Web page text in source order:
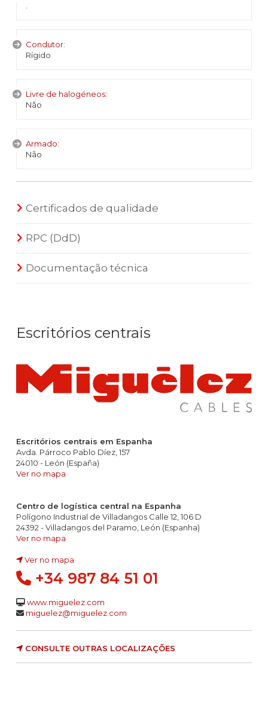
Condutor:
Rígido
Livre de halogéneos:
Não
Armado:
Não
Certificados de qualidade
RPC (DdD)
Documentação técnica
Escritórios centrais
Escritórios centrais em Espanha
Avda. Párroco Pablo Díez, 157
24010 - León (España)
Ver no mapa
Centro de logística central na Espanha
Polígono Industrial de Villadangos Calle 12, 106 D
24392 - Villadangos del Paramo, León (Espanha)
Ver no mapa
Ver no mapa
+34 987 84 51 01
www.miguelez.com
miguelez@miguelez.com
CONSULTE OUTRAS LOCALIZAÇÕES